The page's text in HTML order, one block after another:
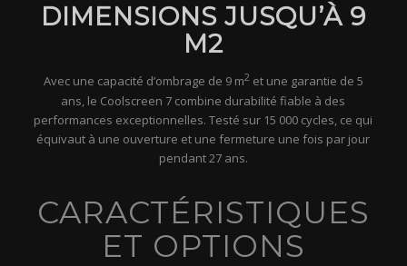
DIMENSIONS JUSQU’À 9
M2
Avec une capacité d’ombrage de 9 m2 et une garantie de 5
ans, le Coolscreen 7 combine durabilité fiable à des
performances exceptionnelles. Testé sur 15 000 cycles, ce qui
équivaut à une ouverture et une fermeture une fois par jour
pendant 27 ans.
CARACTÉRISTIQUES
ET OPTIONS